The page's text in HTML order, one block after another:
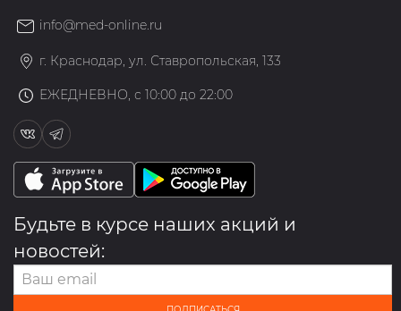
info@med-online.ru
г. Краснодар, ул. Ставропольская, 133
ЕЖЕДНЕВНО, с 10:00 до 22:00
Будьте в курсе наших акций и
новостей: